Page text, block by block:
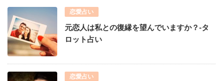
恋愛占い
元恋人は私との復縁を望んでいますか？-タ
ロット占い
恋愛占い